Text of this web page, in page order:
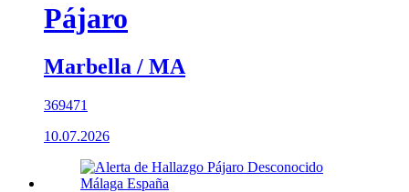
Pájaro
Marbella / MA
369471
10.07.2026